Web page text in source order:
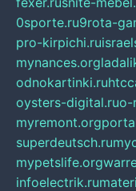
0sporte.ru9rota-
pro-kirpichi.ru
mynances.org
odnokartinki.ru
oysters-digital.ruo-
myremont.org
superdeutsch.ru
mypetslife.org
infoelectrik.ru